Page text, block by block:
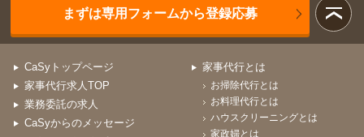
まずは専用フォームから登録応募
CaSyトップページ
家事代行求人TOP
業務委託の求人
CaSyからのメッセージ
家事代行とは
お掃除代行とは
お料理代行とは
ハウスクリーニングとは
家政婦とは